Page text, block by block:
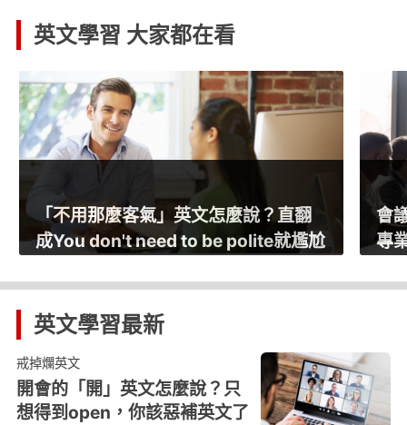
英文學習 大家都在看
會議上5句地雷英文，一說就被貼「不
專業」標籤
誤
「
英文學習最新
戒掉爛英文
開會的「開」英文怎麼說？只
想得到open，你該惡補英文了